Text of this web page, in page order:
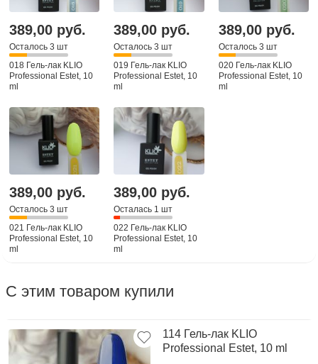
389,00 руб.
Осталось 3 шт
018 Гель-лак KLIO
Professional Estet, 10
ml
389,00 руб.
Осталось 3 шт
019 Гель-лак KLIO
Professional Estet, 10
ml
389,00 руб.
Осталось 3 шт
020 Гель-лак KLIO
Professional Estet, 10
ml
389,00 руб.
Осталось 3 шт
021 Гель-лак KLIO
Professional Estet, 10
ml
389,00 руб.
Осталась 1 шт
022 Гель-лак KLIO
Professional Estet, 10
ml
С этим товаром купили
114 Гель-лак KLIO
Professional Estet, 10 ml